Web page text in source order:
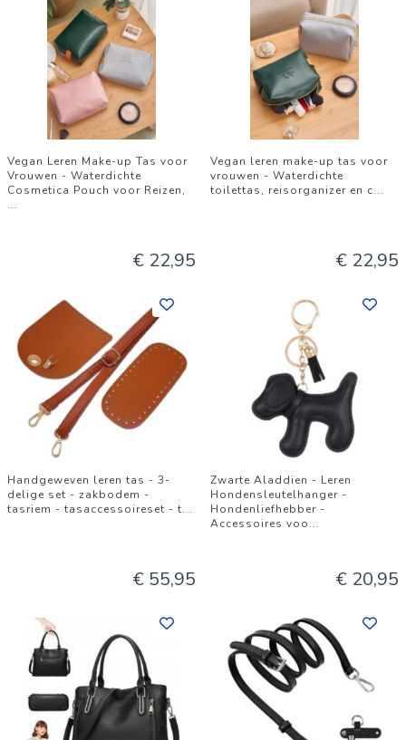
Vegan Leren Make-up Tas voor
Vrouwen - Waterdichte
Cosmetica Pouch voor Reizen,
...
€ 22,95
Vegan leren make-up tas voor
vrouwen - Waterdichte
toilettas, reisorganizer en c...
€ 22,95
Handgeweven leren tas - 3-
delige set - zakbodem -
tasriem - tasaccessoireset - t...
€ 55,95
Zwarte Aladdien - Leren
Hondensleutelhanger -
Hondenliefhebber -
Accessoires voo...
€ 20,95